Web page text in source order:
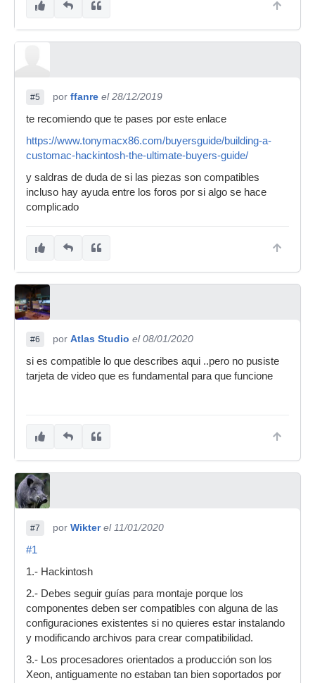
#5 por ffanre el 28/12/2019
te recomiendo que te pases por este enlace
https://www.tonymacx86.com/buyersguide/building-a-
customac-hackintosh-the-ultimate-buyers-guide/
y saldras de duda de si las piezas son compatibles
incluso hay ayuda entre los foros por si algo se hace
complicado
#6 por Atlas Studio el 08/01/2020
si es compatible lo que describes aqui ..pero no pusiste
tarjeta de video que es fundamental para que funcione
#7 por Wikter el 11/01/2020
#1
1.- Hackintosh
2.- Debes seguir guías para montaje porque los
componentes deben ser compatibles con alguna de las
configuraciones existentes si no quieres estar instalando
y modificando archivos para crear compatibilidad.
3.- Los procesadores orientados a producción son los
Xeon, antiguamente no estaban tan bien soportados por